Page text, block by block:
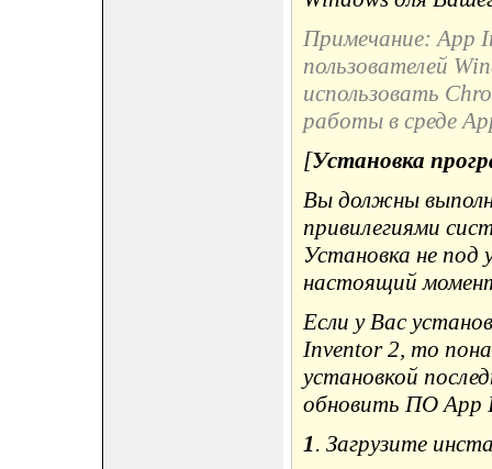
Примечание: App
пользователей
использовать
работы в среде
[Установка
Вы должны
привилегиями
Установка не
настоящий
Если у Вас
Inventor 2, то
установкой
обновить ПО App
1. Загрузите